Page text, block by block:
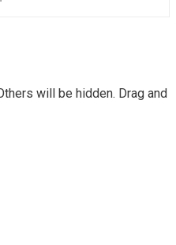
will be hidden. Drag and